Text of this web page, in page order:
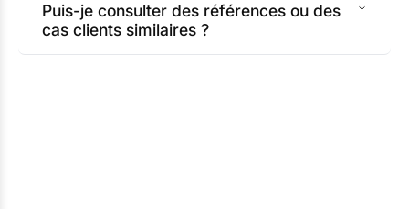
Puis-je consulter des références ou des
cas clients similaires ?